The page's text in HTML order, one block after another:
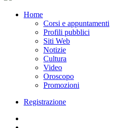
Home
Corsi e appuntamenti
Profili pubblici
Siti Web
Notizie
Cultura
Video
Oroscopo
Promozioni
Registrazione